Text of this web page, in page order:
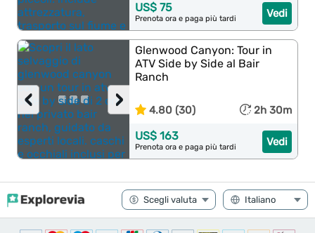
Vedi
US$ 75
Prenota ora e paga più tardi
›
‹
Glenwood Canyon: Tour in
ATV Side by Side al Bair
Ranch
4.80 (30) 2h 30m
Vedi
US$ 163
Prenota ora e paga più tardi